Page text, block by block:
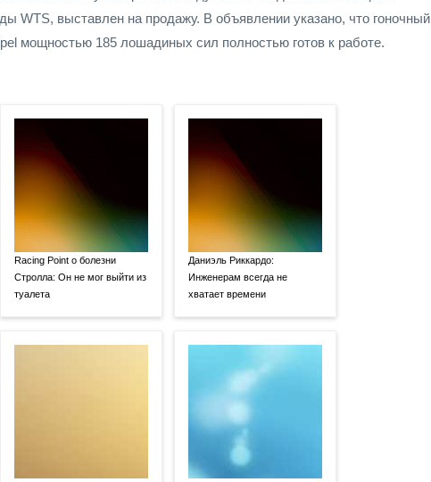
WTS, выставлен на продажу. В объявлении указано, что гоночный
мощностью 185 лошадиных сил полностью готов к работе.
Racing Point о болезни
Стролла: Он не мог выйти из
туалета
Даниэль Риккардо:
Инженерам всегда не
хватает времени